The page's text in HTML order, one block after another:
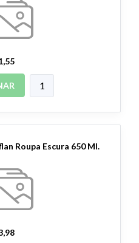
Roupa Escura 650 Ml.